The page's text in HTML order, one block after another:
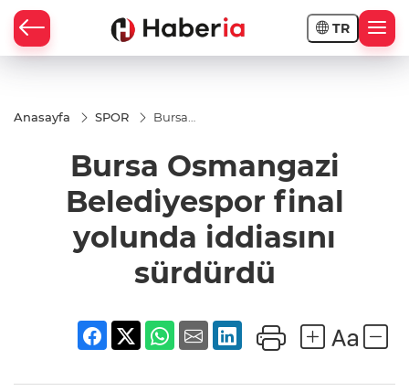
TR
Anasayfa SPOR
Bursa
final
yolunda
iddiasını
sürdürdü
Bursa Osmangazi
Belediyespor final
yolunda iddiasını
sürdürdü